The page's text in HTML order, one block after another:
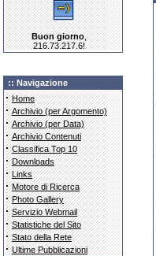
Buon giorno,
216.73.217.6!
:: Navigazione
· Home
· Archivio (per Argomento)
· Archivio (per Data)
· Archivio Contenuti
· Classifica Top 10
· Downloads
· Links
· Motore di Ricerca
· Photo Gallery
· Servizio Webmail
· Statistiche del Sito
· Stato della Rete
· Ultime Pubblicazioni